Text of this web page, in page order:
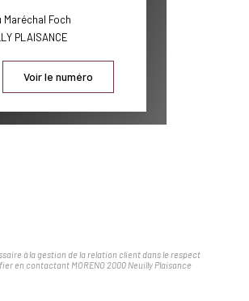
Maréchal Foch
PLAISANCE
Voir le numéro
à la gestion de la relation client dans le respect
en contactant MORENO 2000 Neuilly Plaisance